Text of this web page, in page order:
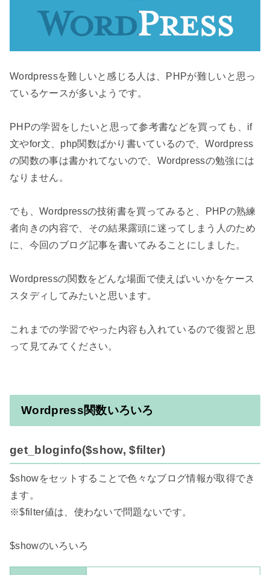
Wordpressを難しいと感じる人は、PHPが難しいと思っ
ているケースが多いようです。
PHPの学習をしたいと思って参考書などを買っても、if
文やfor文、php関数ばかり書いているので、Wordpress
の関数の事は書かれてないので、Wordpressの勉強には
なりません。
でも、Wordpressの技術書を買ってみると、PHPの熟練
者向きの内容で、その結果露頭に迷ってしまう人のため
に、今回のブログ記事を書いてみることにしました。
Wordpressの関数をどんな場面で使えばいいかをケース
スタディしてみたいと思います。
これまでの学習でやった内容も入れているので復習と思
Wordpress関数いろいろ
get_bloginfo($show, $filter)
$showをセットすることで色々なブログ情報が取得でき
ます。
※$filter値は、使わないで問題ないです。